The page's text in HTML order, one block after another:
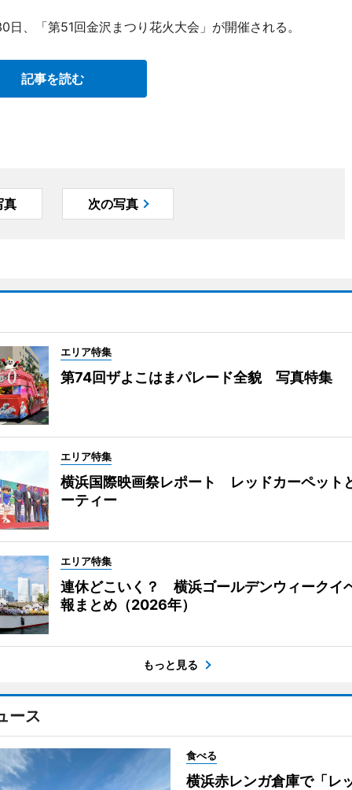
、「第51回金沢まつり花火大会」が開催される。
記事を読む
真 次の写真
エリア特集
第74回ザよこはまパレード全貌 写真特集
エリア特集
横浜国際映画祭レポート レッドカーペット
ーティー
エリア特集
連休どこいく？ 横浜ゴールデンウィークイ
報まとめ（2026年）
もっと見る
ース
食べる
横浜赤レンガ倉庫で「レ